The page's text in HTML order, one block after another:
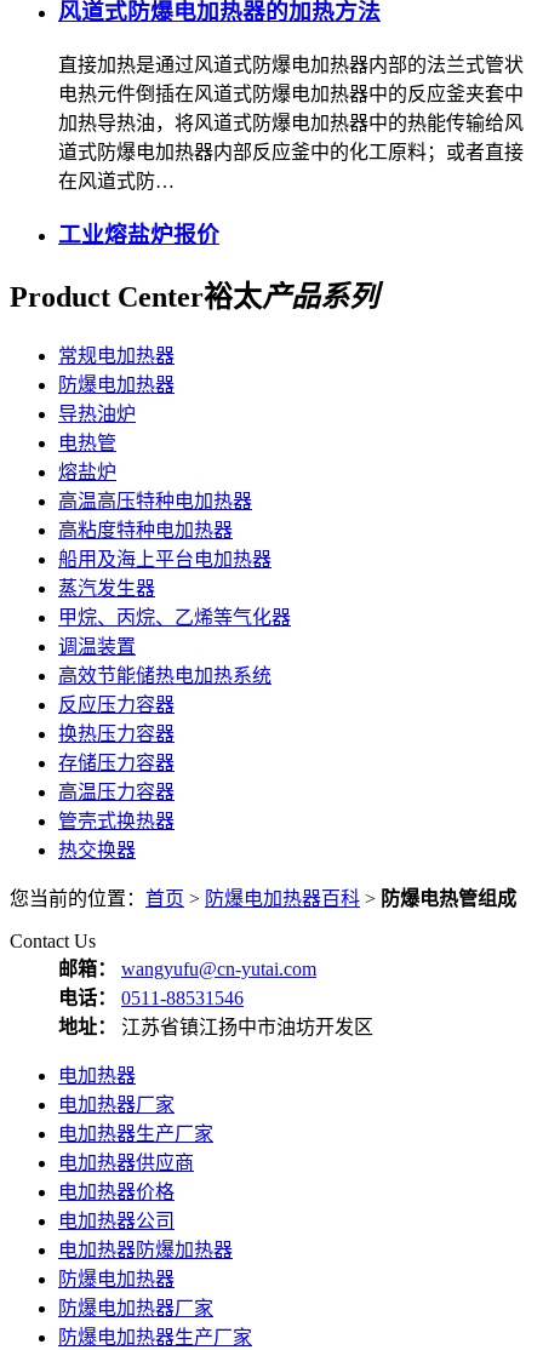
风道式防爆电加热器的加热方法
直接加热是通过风道式防爆电加热器内部的法兰式管状
电热元件倒插在风道式防爆电加热器中的反应釜夹套中
加热导热油，将风道式防爆电加热器中的热能传输给风
道式防爆电加热器内部反应釜中的化工原料；或者直接
在风道式防…
工业熔盐炉报价
Product Center裕太产品系列
常规电加热器
防爆电加热器
导热油炉
电热管
熔盐炉
高温高压特种电加热器
高粘度特种电加热器
船用及海上平台电加热器
蒸汽发生器
甲烷、丙烷、乙烯等气化器
调温装置
高效节能储热电加热系统
反应压力容器
换热压力容器
存储压力容器
高温压力容器
管壳式换热器
热交换器
您当前的位置： 首页 > 防爆电加热器百科 > 防爆电热管组成
Contact Us
邮箱：
wangyufu@cn-yutai.com
电话：
0511-88531546
地址：
江苏省镇江扬中市油坊开发区
电加热器
电加热器厂家
电加热器生产厂家
电加热器供应商
电加热器价格
电加热器公司
电加热器防爆加热器
防爆电加热器
防爆电加热器厂家
防爆电加热器生产厂家